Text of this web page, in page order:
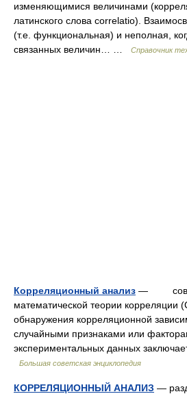
изменяющимися величинами
латинского слова correlatio).
(т.е. функциональная) и неполная,
связанных величин… …
Справочник
Корреляционный анализ —
математической теории корреляции
обнаружения корреляционной
случайными признаками или
экспериментальных данных
Большая советская энциклопедия
КОРРЕЛЯЦИОННЫЙ АНАЛИЗ —